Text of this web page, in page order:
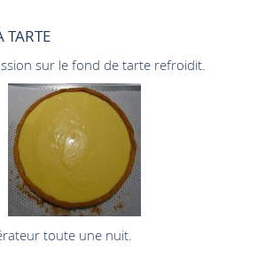
TARTE
sur le fond de tarte refroidit.
toute une nuit.